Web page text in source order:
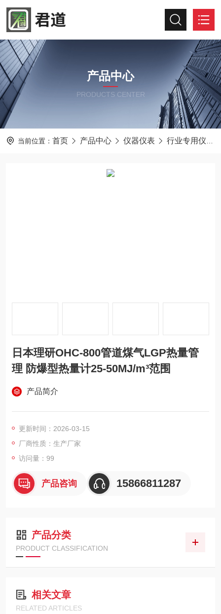
产品中心
PRODUCTS CENTER
当前位置： 首页 产品中心 仪器仪表 行业专用仪器仪表
日本理研OHC-800管道煤气LGP热量管
理 防爆型热量计25-50MJ/m³范围
产品简介
更新时间：2026-03-15
厂商性质：生产厂家
访问量：99
产品咨询 15866811287
产品分类
PRODUCT CLASSIFICATION
相关文章
RELATED ARTICLES